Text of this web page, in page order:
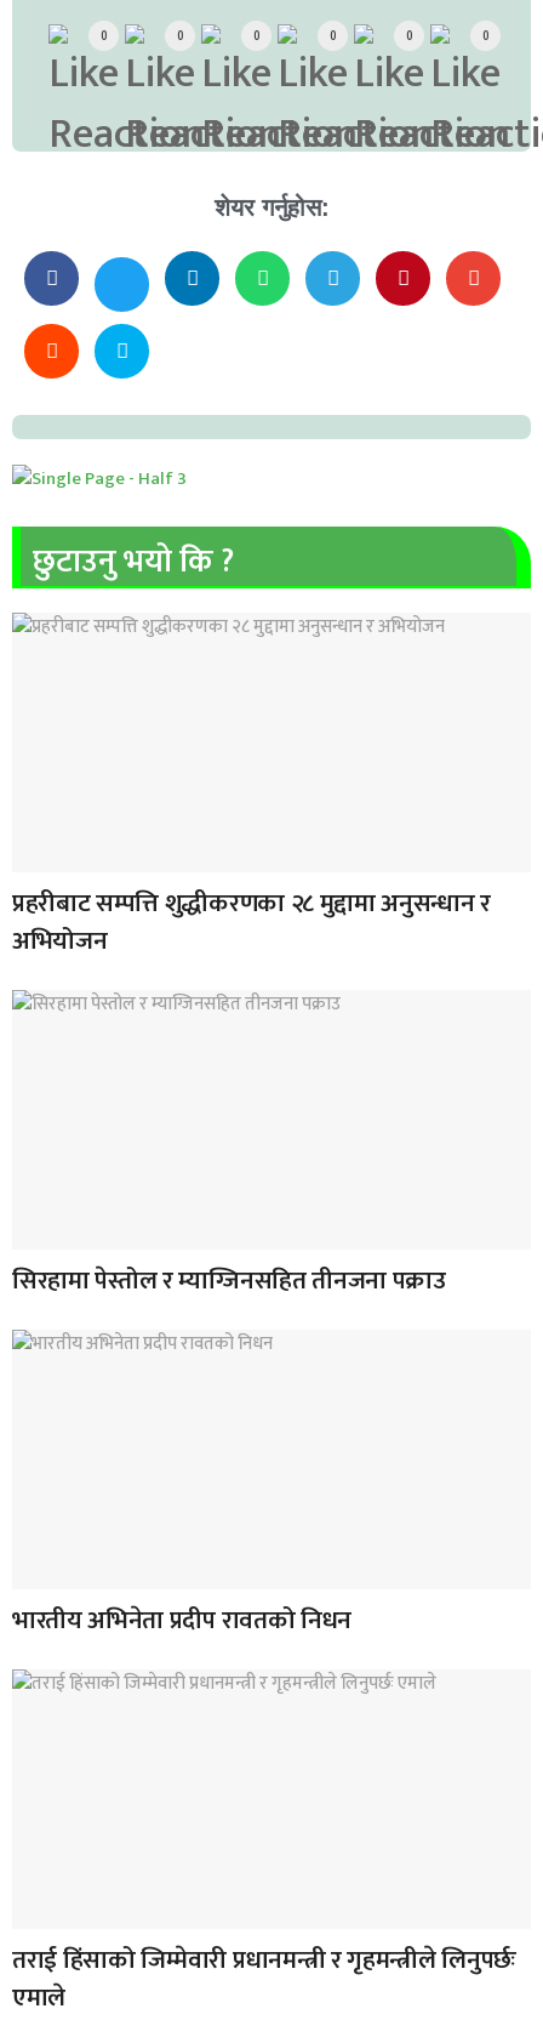
0 0 0 0 0 0
शेयर गर्नुहोस:
छुटाउनु भयो कि ?
प्रहरीबाट सम्पत्ति शुद्धीकरणका २८ मुद्दामा अनुसन्धान र
अभियोजन
सिरहामा पेस्तोल र म्याग्जिनसहित तीनजना पक्राउ
भारतीय अभिनेता प्रदीप रावतको निधन
तराई हिंसाको जिम्मेवारी प्रधानमन्त्री र गृहमन्त्रीले लिनुपर्छः
एमाले